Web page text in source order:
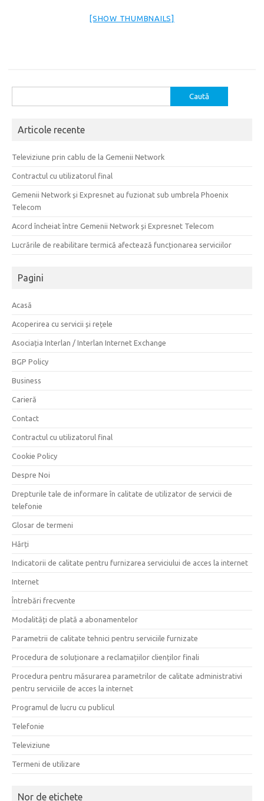
[SHOW THUMBNAILS]
după:
Articole recente
Televiziune prin cablu de la Gemenii Network
Contractul cu utilizatorul final
Gemenii Network și Expresnet au fuzionat sub umbrela Phoenix
Telecom
Acord încheiat între Gemenii Network și Expresnet Telecom
Lucrările de reabilitare termică afectează funcționarea serviciilor
Pagini
Acasă
Acoperirea cu servicii și rețele
Asociația Interlan / Interlan Internet Exchange
BGP Policy
Business
Carieră
Contact
Contractul cu utilizatorul final
Cookie Policy
Despre Noi
Drepturile tale de informare în calitate de utilizator de servicii de
telefonie
Glosar de termeni
Hărți
Indicatorii de calitate pentru furnizarea serviciului de acces la internet
Internet
Întrebări frecvente
Modalități de plată a abonamentelor
Parametrii de calitate tehnici pentru serviciile furnizate
Procedura de soluționare a reclamațiilor clienților finali
Procedura pentru măsurarea parametrilor de calitate administrativi
pentru serviciile de acces la internet
Programul de lucru cu publicul
Telefonie
Televiziune
Termeni de utilizare
Nor de etichete